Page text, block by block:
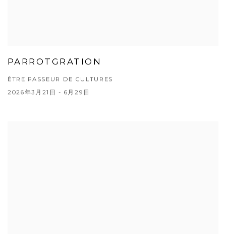
PARROTGRATION
ÊTRE PASSEUR DE CULTURES
2026年3月21日 - 6月29日